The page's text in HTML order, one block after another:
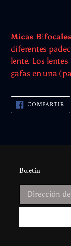
Micas Bifocales
diferentes
lente. Los
gafas en una
COMPARTIR
Boletín